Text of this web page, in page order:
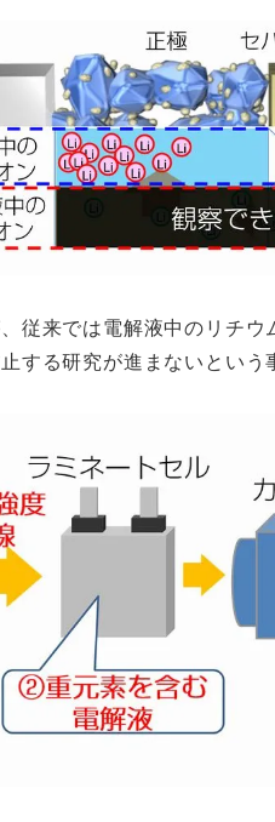
従来では電解液中のリチ
する研究が進まないという